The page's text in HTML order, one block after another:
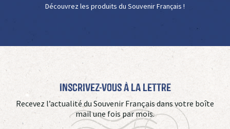
Découvrez les produits du Souvenir Français !
Inscrivez-vous à La Lettre
Recevez l’actualité du Souvenir Français dans votre boîte
mail une fois par mois.